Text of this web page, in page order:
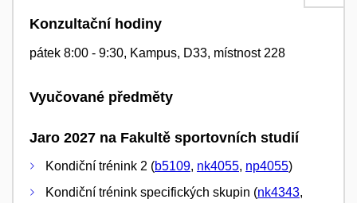
Konzultační hodiny
pátek 8:00 - 9:30, Kampus, D33, místnost 228
Vyučované předměty
Jaro 2027 na Fakultě sportovních studií
Kondiční trénink 2 (b5109, nk4055, np4055)
Kondiční trénink specifických skupin (nk4343,